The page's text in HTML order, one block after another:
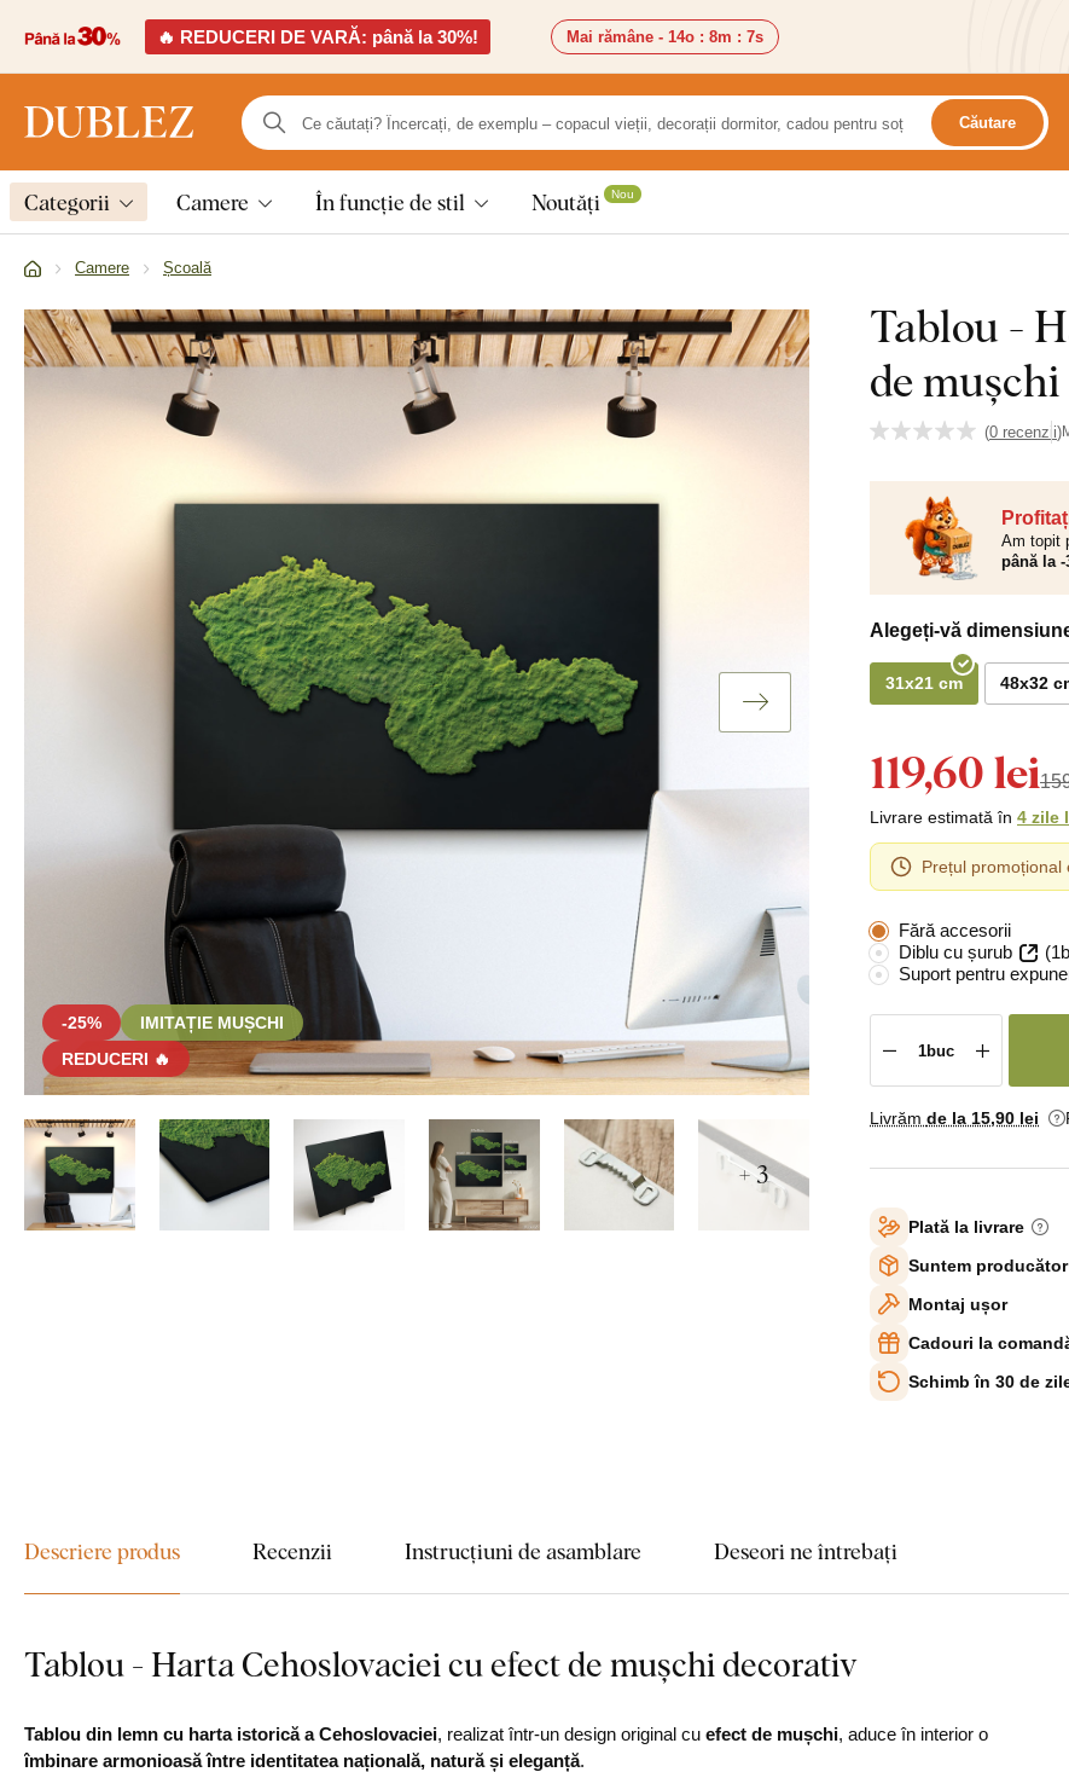
🔥 REDUCERI DE VARĂ: până la 30%! Mai rămâne - 14o : 8m : 6s
Căutare
Categorii Camere În funcție de stil Noutăți Nou
Camere Școală
Tablou -
de
(0 recenzii)
-25%
IMITAȚIE MUȘCHI
REDUCERI 🔥
+ 3
Am topit
până la -
Alegeți-vă
31x21 cm 48x32
119,60 lei
Livrare estimată în 4 zile
Prețul promoțional
Fără accesorii
Diblu cu șurub
Suport pentru
Livrăm de la 15,90 lei
Plată la livrare
Suntem
Montaj ușor
Cadouri la
Schimb în 30 de
Descriere produs Recenzii Instrucțiuni de asamblare Deseori ne întrebați
Tablou - Harta Cehoslovaciei cu efect de mușchi decorativ
Tablou din lemn cu harta istorică a Cehoslovaciei, realizat într-un design original cu efect de mușchi, aduce în interior o
îmbinare armonioasă între identitatea națională, natură și eleganță.